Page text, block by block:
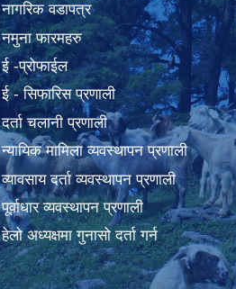
नागरिक वडापत्र
नमुना फारमहरु
ई -प्रोफाईल
ई‍ - सिफारिस प्रणाली
दर्ता चलानी प्रणाली
न्यायिक मामिला व्यवस्थापन प्रणाली
व्यावसाय दर्ता व्यवस्थापन प्रणाली
पूर्वाधार व्यवस्थापन प्रणाली
हेलो अध्यक्षमा गुनासो दर्ता गर्न